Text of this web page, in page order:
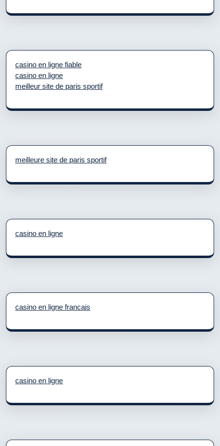
casino en ligne fiable
casino en ligne
meilleur site de paris sportif
meilleure site de paris sportif
casino en ligne
casino en ligne francais
casino en ligne